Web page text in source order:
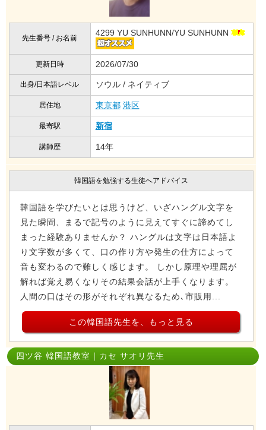
先生番号 / お名前
4299 YU SUNHUNN/YU SUNHUNN
更新日時 2026/07/30
出身/日本語レベル ソウル / ネイティブ
居住地 東京都 港区
最寄駅 新宿
講師歴 14年
韓国語を勉強する生徒へアドバイス
韓国語を学びたいとは思うけど、いざハングル文字を
見た瞬間、まるで記号のように見えてすぐに諦めてし
まった経験ありませんか？ ハングルは文字は日本語よ
り文字数が多くて、口の作り方や発生の仕方によって
音も変わるので難しく感じます。 しかし原理や理屈が
解れば覚え易くなりその結果会話が上手くなります。
人間の口はその形がそれぞれ異なるため､市販用...
この韓国語先生を、もっと見る
四ツ谷 韓国語教室｜カセ サオリ先生